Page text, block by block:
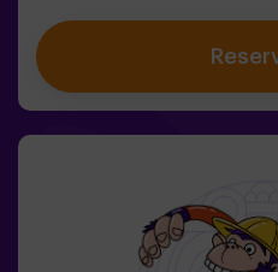
equilibrio es utilizar el poder
Primero hay que crearla
hacerlo en toda la historia
opción de que un monitor
consúltanos las
estrechos ⚠️🧩 Nivel de